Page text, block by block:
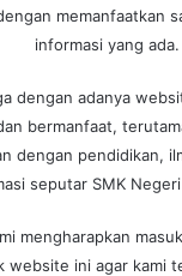
memanfaatkan
informasi yang ada.
dengan adanya
bermanfaat,
dengan pendidikan,
seputar SMK Negeri
mengharapkan
website ini agar kami